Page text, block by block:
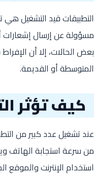
التطبيقات قيد التشغيل
مسؤولة عن إرسال إشعارات
بعض الحالات، إلا أن
المتوسطة أو القديمة.
كيف تؤثر
عند تشغيل عدد كبير من
من سرعة استجابة الهاتف
استخدام الإنترنت